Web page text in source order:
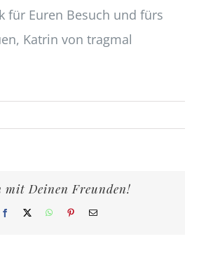
für Euren Besuch und fürs
Katrin von tragmal
mit Deinen Freunden!
Facebook WhatsAppPinterestE-